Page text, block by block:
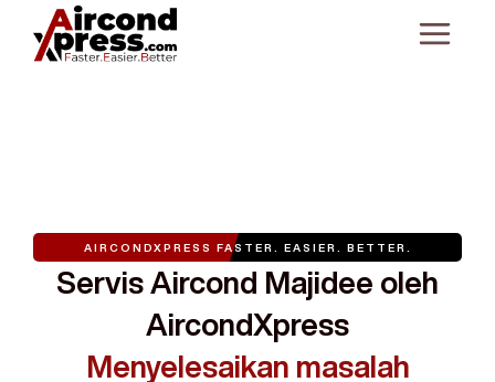
AIRCONDXPRESS FASTER. EASIER. BETTER.
Servis Aircond Majidee oleh
AircondXpress
Menyelesaikan masalah